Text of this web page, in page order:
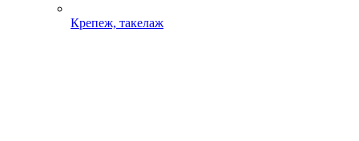
Крепеж, такелаж